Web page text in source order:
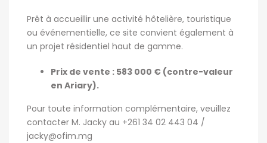
Prêt à accueillir une activité hôtelière, touristique
ou événementielle, ce site convient également à
un projet résidentiel haut de gamme.
Prix de vente : 583 000 € (contre-valeur
en Ariary).
Pour toute information complémentaire, veuillez
contacter M. Jacky au +261 34 02 443 04 /
jacky@ofim.mg